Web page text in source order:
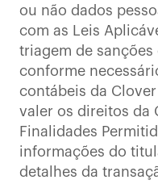
ou não dados
com as Leis
triagem de
conforme
contábeis da
valer os direitos da
Finalidades
informações do
detalhes da